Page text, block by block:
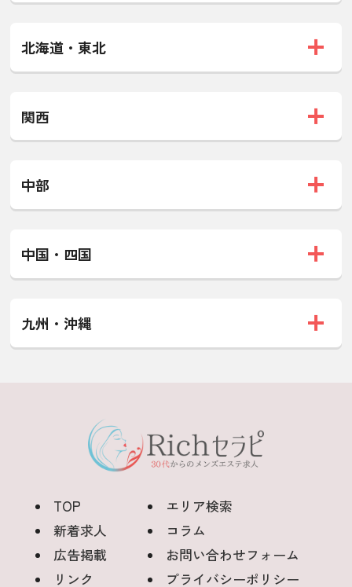
北海道・東北
関西
中部
中国・四国
九州・沖縄
TOP
エリア検索
新着求人
コラム
広告掲載
お問い合わせフォーム
リンク
プライバシーポリシー